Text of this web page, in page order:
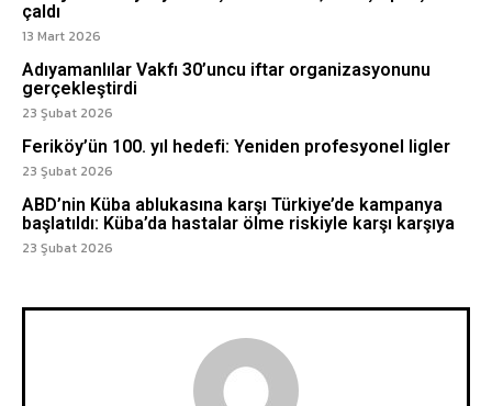
çaldı
13 Mart 2026
Adıyamanlılar Vakfı 30’uncu iftar organizasyonunu
gerçekleştirdi
23 Şubat 2026
Feriköy’ün 100. yıl hedefi: Yeniden profesyonel ligler
23 Şubat 2026
ABD’nin Küba ablukasına karşı Türkiye’de kampanya
başlatıldı: Küba’da hastalar ölme riskiyle karşı karşıya
23 Şubat 2026